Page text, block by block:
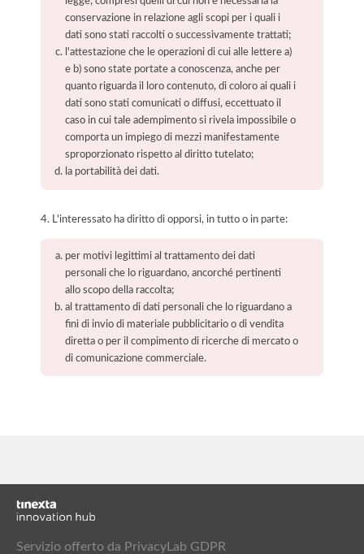
conservazione in relazione agli scopi per i quali i
dati sono stati raccolti o successivamente trattati;
l'attestazione che le operazioni di cui alle lettere a)
e b) sono state portate a conoscenza, anche per
quanto riguarda il loro contenuto, di coloro ai quali i
dati sono stati comunicati o diffusi, eccettuato il
caso in cui tale adempimento si rivela impossibile o
comporta un impiego di mezzi manifestamente
sproporzionato rispetto al diritto tutelato;
la portabilità dei dati.
4. L'interessato ha diritto di opporsi, in tutto o in parte:
per motivi legittimi al trattamento dei dati
personali che lo riguardano, ancorché pertinenti
allo scopo della raccolta;
al trattamento di dati personali che lo riguardano a
fini di invio di materiale pubblicitario o di vendita
diretta o per il compimento di ricerche di mercato o
di comunicazione commerciale.
Servizio offerto da PrivacyLab GDPR